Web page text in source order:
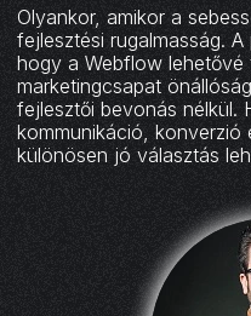
Olyankor, amikor a
fejlesztési rugalmasság.
hogy a Webflow
marketingcsapat
fejlesztői bevonás nélkül.
kommunikáció,
különösen jó választás